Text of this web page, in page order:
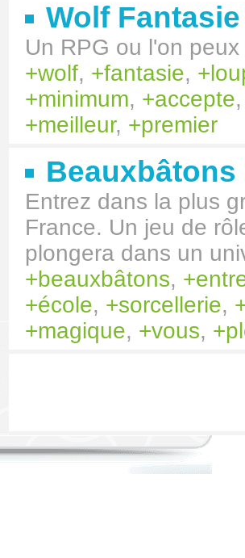
Wolf Fantasie
Un RPG ou l'on
wolf, fantasie,
minimum, accepte
meilleur, premier
Beauxbâtons
Entrez dans la plus
France. Un jeu de
plongera dans un
beauxbâtons,
école, sorcellerie,
magique, vous,